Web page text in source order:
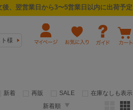
、翌営業日から3〜5営業日以内に出荷予定
様
新着 再販 SALE
在庫なしも表示
新着順